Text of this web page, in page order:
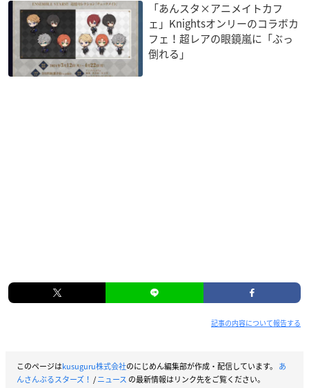
「あんスタ×アニメイトカフ
ェ」Knightsオンリーのコラボカ
フェ！超レアの眼鏡嵐に「ぶっ
倒れる」
記事の内容について報告する
このページはkusuguru株式会社のにじめん編集部が作成・配信しています。 あ
んさんぶるスターズ！ /ニュース の最新情報はリンク先をご覧ください。